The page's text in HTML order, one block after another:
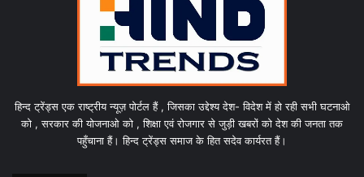
हिन्द ट्रेंड्स एक राष्ट्रीय न्यूज़ पोर्टल हैं , जिसका उद्देश्य देश- विदेश में हो रही सभी घटनाओ
को , सरकार की योजनाओ को , शिक्षा एवं रोजगार से जुड़ी खबरों को देश की जनता तक
पहुँचाना हैं। हिन्द ट्रेंड्स समाज के हित सदेव कार्यरत हैं।